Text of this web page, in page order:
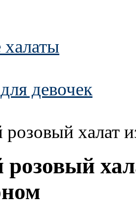
халаты
девочек
розовый халат